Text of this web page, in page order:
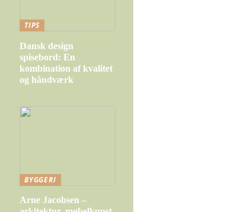
TIPS
Dansk design
spisebord: En
kombination af kvalitet
og håndværk
BYGGERI
Arne Jacobsen –